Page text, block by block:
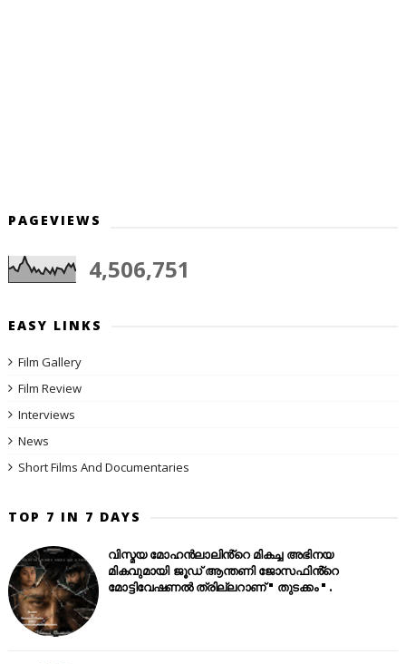
PAGEVIEWS
4,506,751
EASY LINKS
Film Gallery
Film Review
Interviews
News
Short Films And Documentaries
TOP 7 IN 7 DAYS
വിസ്മയ മോഹൻലാലിൻ്റെ മികച്ച അഭിനയ
മികവുമായി ജൂഡ് ആന്തണി ജോസഫിൻ്റെ
മോട്ടിവേഷണൽ ത്രില്ലറാണ് " തുടക്കം " .